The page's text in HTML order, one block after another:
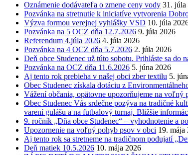
Oznámenie dodávateľa o zmene ceny vody 31. júla
Pozvánka na stretnutie k iniciatíve vytvorenia
Výzva formou verejnej vyhlášky VSD 10. júla
Pozvánka na 5 OCZ dňa 12.7.2026 9. júla 2026
Referendum 4.júla 2026 4. júla 2026
Pozvánka na 4 OCZ dňa 5.7.2026 2. júla 2026
Deň obce Studenec už túto sobotu. Prihláste sa do
Pozvánka na OCZ dňa 11.6.2026 5. júna 2026
Aj tento rok prebieha v našej obci zber textilu 5.
Obec Studenec získala dotáciu z
Vážení občania, opätovne upozorňujeme na voľný
Obec Studenec Vás srdečne pozýva na tradičné
varení gulášu a na futbalový turnaj. Bližšie
9. ročník „Dňa obce Studenec“ – vyhodnotenie a
Upozornenie na voľný pohyb psov v obci 19. mája
Aj tento rok sa stretneme na tradičnom podujatí
Deň matiek 10.5.2026 10. mája 2026